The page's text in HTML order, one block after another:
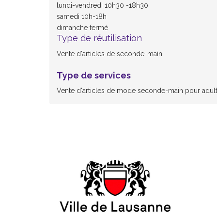
lundi-vendredi 10h30 -18h30
samedi 10h-18h
dimanche fermé
Type de réutilisation
Vente d'articles de seconde-main
Type de services
Vente d'articles de mode seconde-main pour